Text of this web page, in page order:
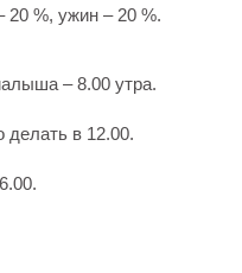
20 %, ужин – 20 %.
– 8.00 утра.
делать в 12.00.